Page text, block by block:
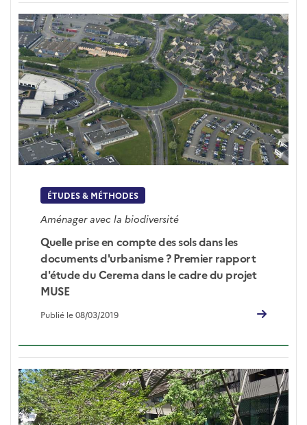
ÉTUDES & MÉTHODES
Aménager avec la biodiversité
Quelle prise en compte des sols dans les
documents d'urbanisme ? Premier rapport
d'étude du Cerema dans le cadre du projet
MUSE
Publié le 08/03/2019